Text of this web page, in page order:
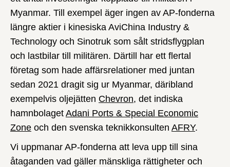
Myanmar. Till exempel äger ingen av AP-fonderna
längre aktier i kinesiska AviChina Industry &
Technology och Sinotruk som sålt stridsflygplan
och lastbilar till militären. Därtill har ett flertal
företag som hade affärsrelationer med juntan
sedan 2021 dragit sig ur Myanmar, däribland
exempelvis oljejätten Chevron, det indiska
hamnbolaget Adani Ports & Special Economic
Zone och den svenska teknikkonsulten AFRY.
Vi uppmanar AP-fonderna att leva upp till sina
åtaganden vad gäller mänskliga rättigheter och